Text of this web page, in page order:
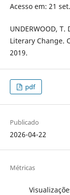
Acesso em: 21
UNDERWOOD,
Literary Change.
2019.
pdf
Publicado
2026-04-22
Métricas